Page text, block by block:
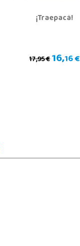
¡Traepacá!
17,95 €16,16 €